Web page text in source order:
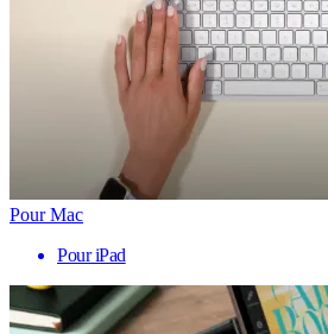
Pour Mac
Pour iPad